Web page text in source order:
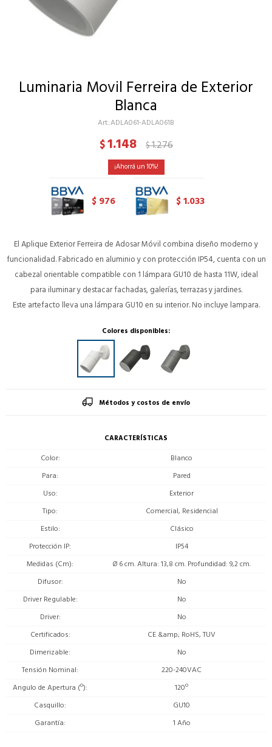
Luminaria Movil Ferreira de Exterior
Blanca
ADLA061-ADLA061B
$1.148 $1.276
10
$ 976 $1.033
El Aplique Exterior Ferreira de Adosar Móvil combina diseño moderno y
funcionalidad. Fabricado en aluminio y con protección IP54, cuenta con un
cabezal orientable compatible con 1 lámpara GU10 de hasta 11W, ideal
para iluminar y destacar fachadas, galerías, terrazas y jardines.
Este artefacto lleva una lámpara GU10 en su interior. No incluye lampara.
Colores disponibles:
Métodos y costos de envío
CARACTERÍSTICAS
Color
Blanco
Para
Pared
Uso
Exterior
Tipo
Comercial, Residencial
Estilo
Clásico
Protección IP
IP54
Medidas (Cm)
Ø 6 cm. Altura: 13,8 cm. Profundidad: 9,2 cm.
Difusor
No
Driver Regulable
No
Driver
No
Certificados
CE &amp; RoHS, TUV
Dimerizable
No
Tensión Nominal
220-240VAC
Angulo de Apertura (º)
120º
Casquillo
GU10
Garantía
1 Año